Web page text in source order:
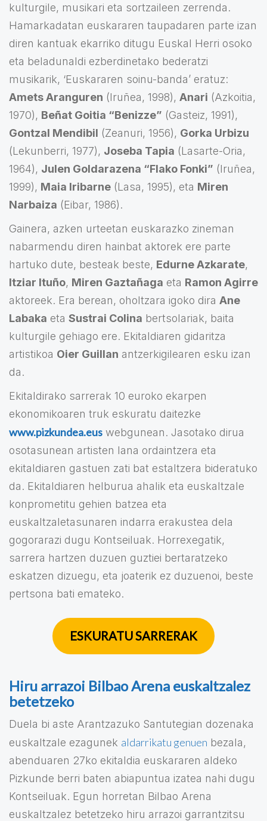
kulturgile, musikari eta sortzaileen zerrenda.
Hamarkadatan euskararen taupadaren parte izan
diren kantuak ekarriko ditugu Euskal Herri osoko
eta beladunaldi ezberdinetako bederatzi
musikarik, ‘Euskararen soinu-banda’ eratuz:
Amets Aranguren (Iruñea, 1998), Anari (Azkoitia,
1970), Beñat Goitia “Benizze” (Gasteiz, 1991),
Gontzal Mendibil (Zeanuri, 1956), Gorka Urbizu
(Lekunberri, 1977), Joseba Tapia (Lasarte-Oria,
1964), Julen Goldarazena “Flako Fonki” (Iruñea,
1999), Maia Iribarne (Lasa, 1995), eta Miren
Narbaiza (Eibar, 1986).
Gainera, azken urteetan euskarazko zineman
nabarmendu diren hainbat aktorek ere parte
hartuko dute, besteak beste, Edurne Azkarate,
Itziar Ituño, Miren Gaztañaga eta Ramon Agirre
aktoreek. Era berean, oholtzara igoko dira Ane
Labaka eta Sustrai Colina bertsolariak, baita
kulturgile gehiago ere. Ekitaldiaren gidaritza
artistikoa Oier Guillan antzerkigilearen esku izan
da.
Ekitaldirako sarrerak 10 euroko ekarpen
ekonomikoaren truk eskuratu daitezke
www.pizkundea.eus webgunean. Jasotako dirua
osotasunean artisten lana ordaintzera eta
ekitaldiaren gastuen zati bat estaltzera bideratuko
da. Ekitaldiaren helburua ahalik eta euskaltzale
konprometitu gehien batzea eta
euskaltzaletasunaren indarra erakustea dela
gogorarazi dugu Kontseiluak. Horrexegatik,
sarrera hartzen duzuen guztiei bertaratzeko
eskatzen dizuegu, eta joaterik ez duzuenoi, beste
pertsona bati emateko.
ESKURATU SARRERAK
Hiru arrazoi Bilbao Arena euskaltzalez
betetzeko
Duela bi aste Arantzazuko Santutegian dozenaka
euskaltzale ezagunek aldarrikatu genuen bezala,
abenduaren 27ko ekitaldia euskararen aldeko
Pizkunde berri baten abiapuntua izatea nahi dugu
Kontseiluak. Egun horretan Bilbao Arena
euskaltzalez betetzeko hiru arrazoi garrantzitsu